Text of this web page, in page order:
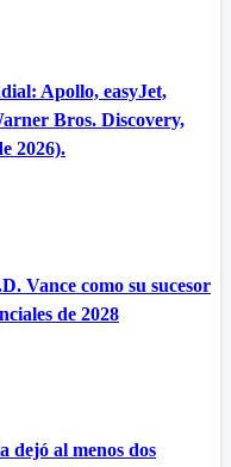
Apollo, easyJet,
Bros. Discovery,
2026).
Vance como su sucesor
de 2028
dejó al menos dos